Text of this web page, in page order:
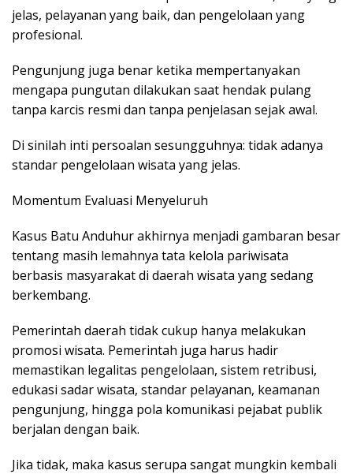
jelas, pelayanan yang baik, dan pengelolaan yang
profesional.
Pengunjung juga benar ketika mempertanyakan
mengapa pungutan dilakukan saat hendak pulang
tanpa karcis resmi dan tanpa penjelasan sejak awal.
Di sinilah inti persoalan sesungguhnya: tidak adanya
standar pengelolaan wisata yang jelas.
Momentum Evaluasi Menyeluruh
Kasus Batu Anduhur akhirnya menjadi gambaran besar
tentang masih lemahnya tata kelola pariwisata
berbasis masyarakat di daerah wisata yang sedang
berkembang.
Pemerintah daerah tidak cukup hanya melakukan
promosi wisata. Pemerintah juga harus hadir
memastikan legalitas pengelolaan, sistem retribusi,
edukasi sadar wisata, standar pelayanan, keamanan
pengunjung, hingga pola komunikasi pejabat publik
berjalan dengan baik.
Jika tidak, maka kasus serupa sangat mungkin kembali